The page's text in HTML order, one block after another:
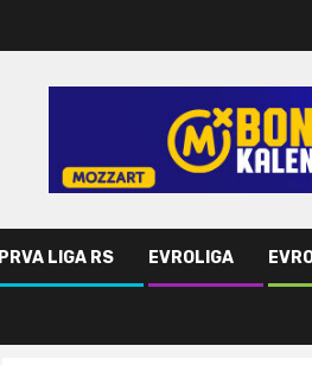
PRVA LIGA RS EVROLIGA